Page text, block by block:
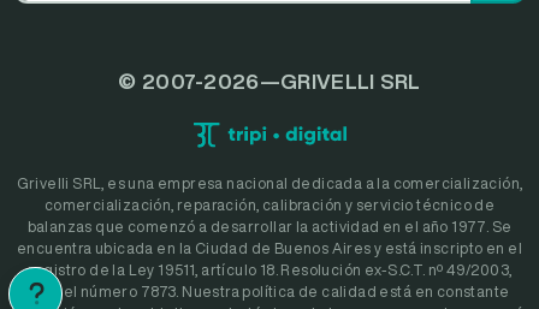
© 2007-2026—GRIVELLI SRL
Grivelli SRL, es una empresa nacional dedicada a la comercialización,
comercialización, reparación, calibración y servicio técnico de
balanzas que comenzó a desarrollar la actividad en el año 1977. Se
encuentra ubicada en la Ciudad de Buenos Aires y está inscripto en el
registro de la Ley 19511, artículo 18. Resolución ex-S.C.T. nº 49/2003,
bajo el número 7873. Nuestra política de calidad está en constante